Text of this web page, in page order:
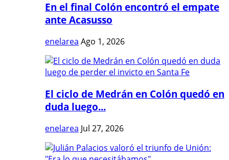
En el final Colón encontró el empate
ante Acasusso
enelarea Ago 1, 2026
El ciclo de Medrán en Colón quedó en
duda luego...
enelarea Jul 27, 2026